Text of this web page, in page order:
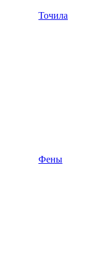
Точила
Фены